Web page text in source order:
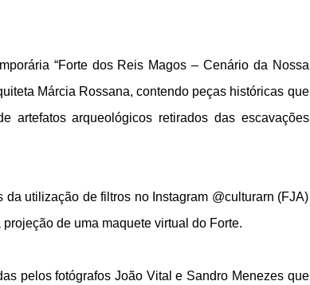
“Forte dos Reis Magos – Cenário da Nossa
Márcia Rossana, contendo peças históricas que
artefatos arqueológicos retirados das escavações
utilização de filtros no Instagram @culturarn (FJA)
de uma maquete virtual do Forte.
pelos fotógrafos João Vital e Sandro Menezes que